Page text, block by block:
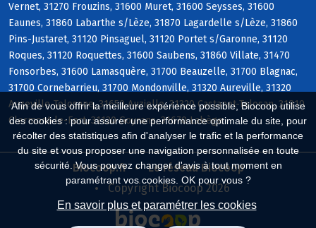
Afin de vous offrir la meilleure expérience possible, Biocoop utilise
des cookies : pour assurer une performance optimale du site, pour
récolter des statistiques afin d'analyser le trafic et la performance
du site et vous proposer une navigation personnalisée en toute
sécurité. Vous pouvez changer d'avis à tout moment en
paramétrant vos cookies. OK pour vous ?
En savoir plus et paramétrer les cookies
Vernet, 31270 Frouzins, 31600 Muret, 31600 Seysses, 31600
Eaunes, 31860 Labarthe s/Lèze, 31870 Lagardelle s/Lèze, 31860
Pins-Justaret, 31120 Pinsaguel, 31120 Portet s/Garonne, 31120
Roques, 31120 Roquettes, 31600 Saubens, 31860 Villate, 31470
Fonsorbes, 31600 Lamasquère, 31700 Beauzelle, 31700 Blagnac,
31700 Cornebarrieu, 31700 Mondonville, 31320 Aureville, 31320
Auzeville-Tolosane, 31650 Auzielle, 31320 Castanet-Tolosan, 31810
Clermont-le-Fort, 31120 Goyrans, 31670 Labège
Biocoop.fr
Le réseau Biocoop
Copyright Biocoop 2026